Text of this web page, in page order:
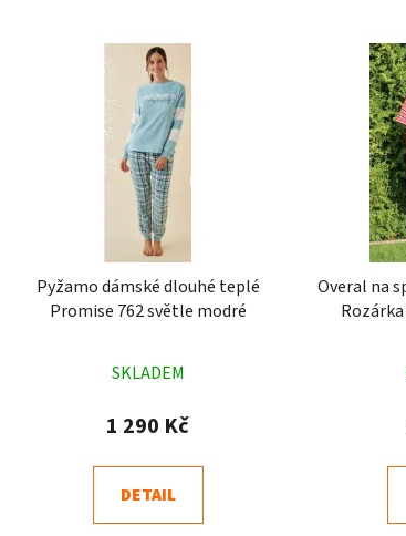
Pyžamo dámské dlouhé teplé
Promise 762 světle modré
hodnocení
produktu
4,7
z
SKLADEM
1 290 Kč
DETAIL
Overal na